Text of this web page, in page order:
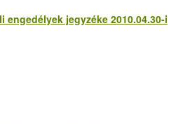
engedélyek jegyzéke 2010.04.30-i